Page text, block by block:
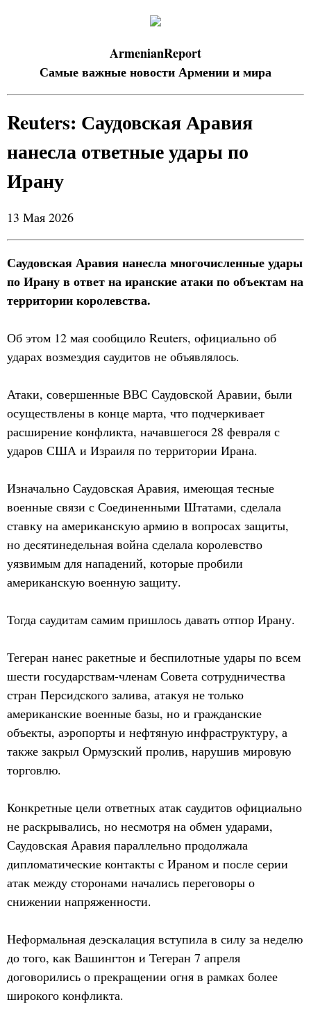
ArmenianReport
Самые важные новости Армении и мира
Reuters: Саудовская Аравия
нанесла ответные удары по
Ирану
13 Мая 2026
Саудовская Аравия нанесла многочисленные удары
по Ирану в ответ на иранские атаки по объектам на
территории королевства.
Об этом 12 мая сообщило Reuters, официально об
ударах возмездия саудитов не объявлялось.
Атаки, совершенные ВВС Саудовской Аравии, были
осуществлены в конце марта, что подчеркивает
расширение конфликта, начавшегося 28 февраля с
ударов США и Израиля по территории Ирана.
Изначально Саудовская Аравия, имеющая тесные
военные связи с Соединенными Штатами, сделала
ставку на американскую армию в вопросах защиты,
но десятинедельная война сделала королевство
уязвимым для нападений, которые пробили
американскую военную защиту.
Тогда саудитам самим пришлось давать отпор Ирану.
Тегеран нанес ракетные и беспилотные удары по всем
шести государствам-членам Совета сотрудничества
стран Персидского залива, атакуя не только
американские военные базы, но и гражданские
объекты, аэропорты и нефтяную инфраструктуру, а
также закрыл Ормузский пролив, нарушив мировую
торговлю.
Конкретные цели ответных атак саудитов официально
не раскрывались, но несмотря на обмен ударами,
Саудовская Аравия параллельно продолжала
дипломатические контакты с Ираном и после серии
атак между сторонами начались переговоры о
снижении напряженности.
Неформальная деэскалация вступила в силу за неделю
до того, как Вашингтон и Тегеран 7 апреля
договорились о прекращении огня в рамках более
широкого конфликта.